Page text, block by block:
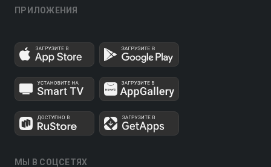
ПРИЛОЖЕНИЯ
МЫ В СОЦСЕТЯХ